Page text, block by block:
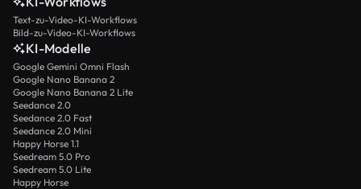
Text-zu-Video-KI-Workflows
Bild-zu-Video-KI-Workflows
KI-Modelle
Google Gemini Omni Flash
Google Nano Banana 2
Google Nano Banana 2 Lite
Seedance 2.0
Seedance 2.0 Fast
Seedance 2.0 Mini
Happy Horse 1.1
Seedream 5.0 Pro
Seedream 5.0 Lite
Happy Horse